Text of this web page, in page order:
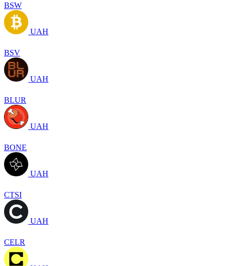
BSW
UAH
BSV
UAH
BLUR
UAH
BONE
UAH
CTSI
UAH
CELR